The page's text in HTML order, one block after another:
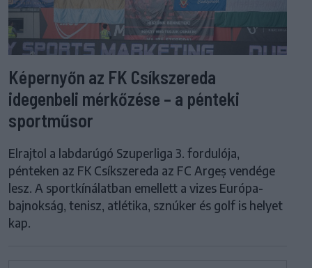
Képernyőn az FK Csíkszereda
idegenbeli mérkőzése – a pénteki
sportműsor
Elrajtol a labdarúgó Szuperliga 3. fordulója,
pénteken az FK Csíkszereda az FC Argeș vendége
lesz. A sportkínálatban emellett a vizes Európa-
bajnokság, tenisz, atlétika, sznúker és golf is helyet
kap.